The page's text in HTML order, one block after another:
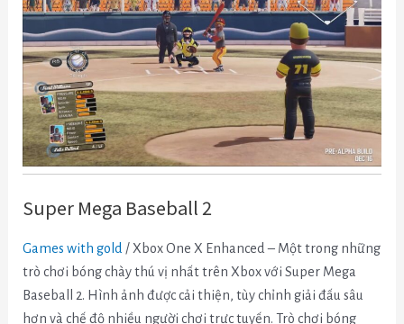
Super Mega Baseball 2
Games with gold / Xbox One X Enhanced – Một trong những
trò chơi bóng chày thú vị nhất trên Xbox với Super Mega
Baseball 2. Hình ảnh được cải thiện, tùy chỉnh giải đấu sâu
hơn và chế độ nhiều người chơi trực tuyến. Trò chơi bóng